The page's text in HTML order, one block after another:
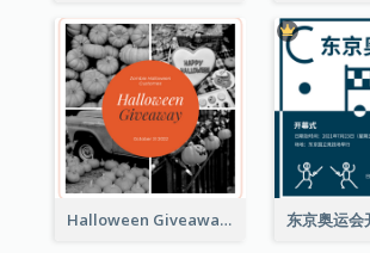
Halloween Giveaway Instagram Post